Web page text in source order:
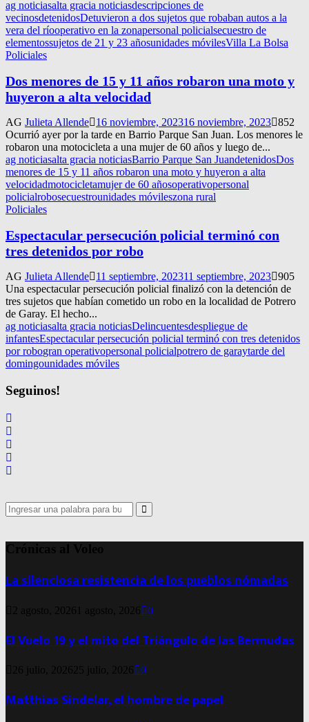
ag noticiasalta gracia noticiasdescripciones de
vecinosdetenidosDetuvieron a dos sujetos que robaban autos a la
vera del ríooperativo en la zonapersonal policialsecuestro de
elementossujetos de 21 y 23 añosunidades móvilesVilla La Bolsa
Policiales
Dos menores de 15 y 11 años robaron una moto y
huyeron a alta velocidad
AG Julieta Allende 16 noviembre, 202316 noviembre, 2023 852
Ocurrió ayer por la tarde en Barrio Parque San Juan. Los menores le
robaron una motocicleta a una mujer de 60 años y luego de...
ag noticiasalta gracia noticiasBarrio Parque San JuandetenidosDos
menores de 15 y 11 años robaron una moto y huyeron a alta
velocidadmotocicletamujer de 60 añosoperativopersonal
policialrobosecuestrounidades móvileszona rural
Policiales
Espectacular persecución policial terminó con
tres detenidos por robo
AG Julieta Allende 11 septiembre, 202311 septiembre, 2023 905
Una espectacular persecución policial finalizó con la detención de
tres sujetos que habían cometido un robo en la localidad de Potrero
de Garay. El hecho...
ag noticiasalta gracia noticiasDelincuentesdespliegue de
infantesEspectacular persecución policial terminó con tres detenidos
por robogran operativopersonal policialpotrero de garaytarde del
domingounidades móviles
Seguinos!
Search
for:
Search
Crónicas al Voleo
La silenciosa resistencia de los pueblos nómadas
2 agosto, 2026 1 agosto, 2026 0
El Vuelo 19 y el mito del Triángulo de las Bermudas
26 julio, 2026 25 julio, 2026 0
Matthias Sindelar, el hombre de papel